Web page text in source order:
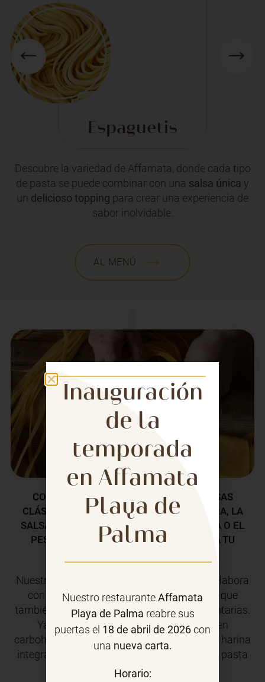
Espaguetis
Descubre la variedad de Affamata, donde cada tipo
de pasta se puede combinar con una salsa única y
un delicioso topping para crear una experiencia de
sabor inolvidable.
AL MENÚ
COMBINA TU PASTA FAVORITA CON SALSAS
CLÁSICAS COMO LA CREMOSA CARBONARA, LA
SALSA DE TOMATE Y ALBAHACA AFRUTADA O EL
PESTO SABROSO. ¡NO HAY LÍMITES PARA TU
Nuestra pasta recién preparada no solo se elabora
con los mejores ingredientes locales, sino que
también se adapta a tus necesidades alimentarias.
Ya sea clásica, vegana, sin gluten, baja en
carbohidratos, rica en proteínas o hecha con harina
integral, elige entre una variedad de tipos de pasta
como penne, espagueti o fusilli.
Inauguración
de la
temporada
en Affamata
Playa de
Palma
Nuestro restauranteAffamata
Playa de Palma reabre sus
puertas el 18 de abril de 2026con
una nueva carta.
Horario: